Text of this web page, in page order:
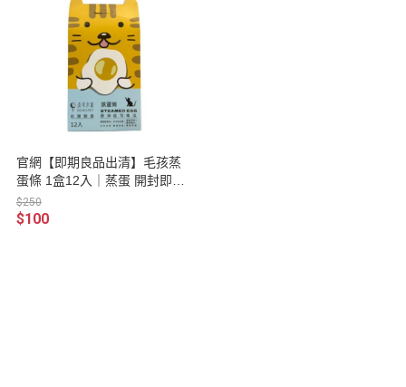
官網【即期良品出清】毛孩蒸
蛋條 1盒12入｜蒸蛋 開封即食
菌 美味適口性高
$250
$100